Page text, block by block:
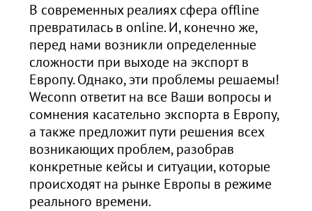
В современных реалиях сфера offline
превратилась в online. И, конечно же,
перед нами возникли определенные
сложности при выходе на экспорт в
Европу. Однако, эти проблемы решаемы!
Weconn ответит на все Ваши вопросы и
сомнения касательно экспорта в Европу,
а также предложит пути решения всех
возникающих проблем, разобрав
конкретные кейсы и ситуации, которые
происходят на рынке Европы в режиме
реального времени.